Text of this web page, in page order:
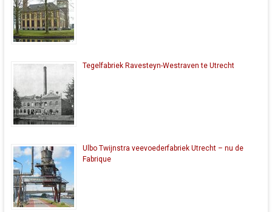
Tegelfabriek Ravesteyn-Westraven te Utrecht
Ulbo Twijnstra veevoederfabriek Utrecht – nu de
Fabrique